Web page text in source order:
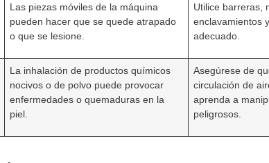
Las piezas móviles de la máquina
pueden hacer que se quede atrapado
o que se lesione.
Utilice barreras,
enclavamientos
adecuado.
La inhalación de productos químicos
nocivos o de polvo puede provocar
enfermedades o quemaduras en la
piel.
Asegúrese de
circulación de
aprenda a
peligrosos.